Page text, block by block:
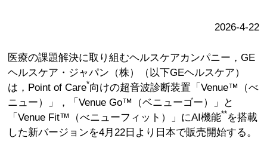
2026-4-22
医療の課題解決に取り組むヘルスケアカンパニー，GE
ヘルスケア・ジャパン（株）（以下GEヘルスケア）
は，Point of Care*向けの超音波診断装置「Venue™（べ
ニュー）」，「Venue Go™（ベニューゴー）」と
「Venue Fit™（べニューフィット）」にAI機能**を搭載
した新バージョンを4月22日より日本で販売開始する。